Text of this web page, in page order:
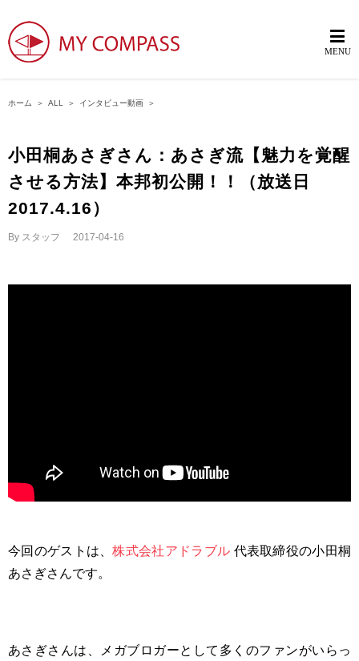
ホーム ＞ ALL ＞ インタビュー動画 ＞
小田桐あさぎさん：あさぎ流【魅力を覚醒
させる方法】本邦初公開！！（放送日
2017.4.16）
By スタッフ 2017-04-16
今回のゲストは、株式会社アドラブル 代表取締役の小田桐
あさぎさんです。
あさぎさんは、メガブロガーとして多くのファンがいらっ